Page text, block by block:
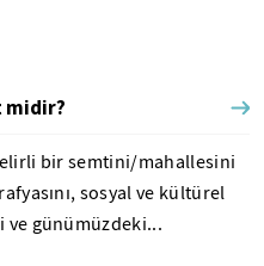
midir?
bir semtini/mahallesini
sosyal ve kültürel
ve günümüzdeki...